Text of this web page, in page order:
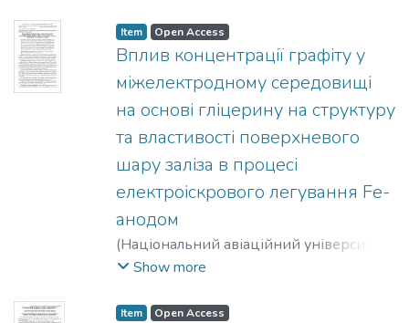
Загорулько, Ірина Вікторівна
Світлана Михайлівна
Item Open Access
Вплив концентрації графіту у
міжелектродному середовищі
на основі гліцерину на структуру
та властивості поверхневого
шару заліза в процесі
електроіскрового легування Fe-
анодом
(Національний авіаційний університет
2019)Лобачова, Галина Геннадіївна
Show more
Item Open Access